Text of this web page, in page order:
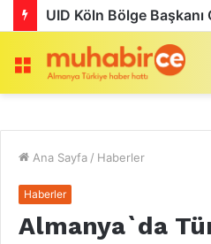
Menü
Ana Sayfa / Haberler
Haberler
Almanya`da